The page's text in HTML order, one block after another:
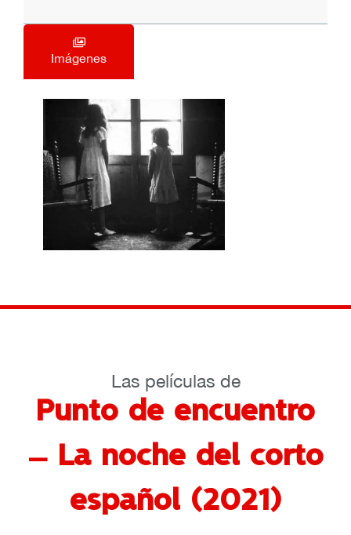
Imágenes
Las películas de
Punto de encuentro
– La noche del corto
español (2021)